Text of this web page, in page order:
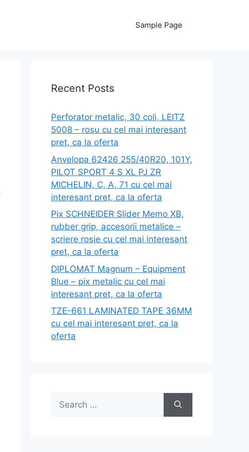
Sample Page
Recent Posts
Perforator metalic, 30 coli, LEITZ
5008 – rosu cu cel mai interesant
pret, ca la oferta
Anvelopa 62426 255/40R20, 101Y,
PILOT SPORT 4 S XL PJ ZR
MICHELIN, C, A, 71 cu cel mai
interesant pret, ca la oferta
Pix SCHNEIDER Slider Memo XB,
rubber grip, accesorii metalice –
scriere rosie cu cel mai interesant
pret, ca la oferta
DIPLOMAT Magnum – Equipment
Blue – pix metalic cu cel mai
interesant pret, ca la oferta
TZE-661 LAMINATED TAPE 36MM
cu cel mai interesant pret, ca la
oferta
Search
for: